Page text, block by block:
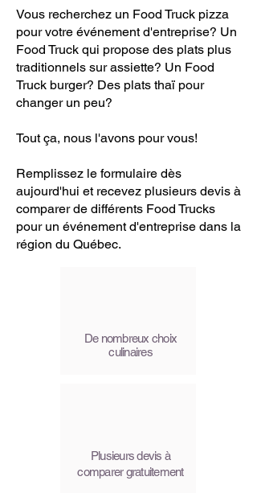
Vous recherchez un Food Truck pizza
pour votre événement d'entreprise? Un
Food Truck qui propose des plats plus
traditionnels sur assiette? Un Food
Truck burger? Des plats thaï pour
changer un peu?
Tout ça, nous l'avons pour vous!
Remplissez le formulaire dès
aujourd'hui et recevez plusieurs devis à
comparer de différents Food Trucks
pour un événement d'entreprise dans la
région du Québec.
De nombreux choix
culinaires
Plusieurs devis à
comparer gratuitement